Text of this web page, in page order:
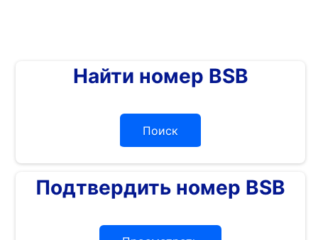
Найти номер BSB
Поиск
Подтвердить номер BSB